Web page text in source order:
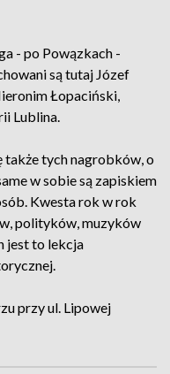
- po Powązkach -
są tutaj Józef
Łopaciński,
Lublina.
także tych nagrobków, o
w sobie są zapiskiem
Kwesta rok w rok
polityków, muzyków
jest to lekcja
przy ul. Lipowej